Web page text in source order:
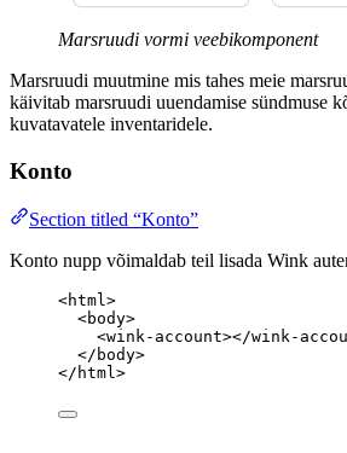
Marsruudi vormi veebikomponent
Marsruudi muutmine mis tahes meie
käivitab marsruudi uuendamise sündmuse
kuvatavatele inventaridele.
Konto
Section titled “Konto”
Konto nupp võimaldab teil lisada Wink
<html>
<body>
<wink-account></wink-
</ body>
</ html>